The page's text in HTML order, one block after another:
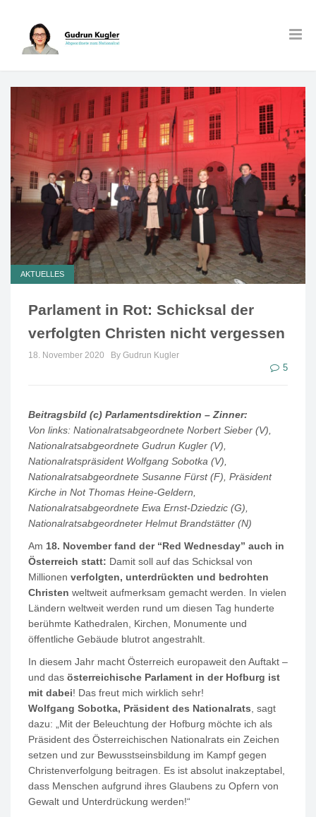
AKTUELLES
Parlament in Rot: Schicksal der
verfolgten Christen nicht vergessen
18. November 2020 By Gudrun Kugler
5
Beitragsbild (c) Parlamentsdirektion – Zinner:
Von links: Nationalratsabgeordnete Norbert Sieber (V),
Nationalratsabgeordnete Gudrun Kugler (V),
Nationalratspräsident Wolfgang Sobotka (V),
Nationalratsabgeordnete Susanne Fürst (F), Präsident
Kirche in Not Thomas Heine-Geldern,
Nationalratsabgeordnete Ewa Ernst-Dziedzic (G),
Nationalratsabgeordneter Helmut Brandstätter (N)
Am 18. November fand der “Red Wednesday” auch in
Österreich statt: Damit soll auf das Schicksal von
Millionen verfolgten, unterdrückten und bedrohten
Christen weltweit aufmerksam gemacht werden. In vielen
Ländern weltweit werden rund um diesen Tag hunderte
berühmte Kathedralen, Kirchen, Monumente und
öffentliche Gebäude blutrot angestrahlt.
In diesem Jahr macht Österreich europaweit den Auftakt –
und das österreichische Parlament in der Hofburg ist
mit dabei! Das freut mich wirklich sehr!
Wolfgang Sobotka, Präsident des Nationalrats , sagt
dazu: „Mit der Beleuchtung der Hofburg möchte ich als
Präsident des Österreichischen Nationalrats ein Zeichen
setzen und zur Bewusstseinsbildung im Kampf gegen
Christenverfolgung beitragen. Es ist absolut inakzeptabel,
dass Menschen aufgrund ihres Glaubens zu Opfern von
Gewalt und Unterdrückung werden!“